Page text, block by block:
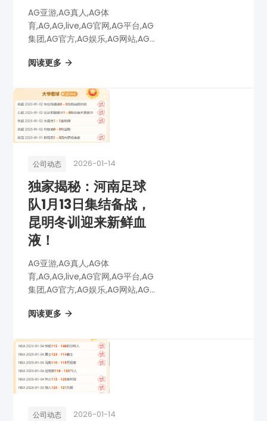
AG亚游,AG真人,AG体
育,AG,AG,live,AG官网,AG平台,AG
集团,AG官方,AG娱乐,AG网站,AG
博彩,AG电子,《独家内幕：多家豪
拥40%分成红利》
阅读更多
公司动态 2026-01-14
独家揭秘：河南足球
队1月13日集结备战，
昆明冬训迎来新鲜血
液！
AG亚游,AG真人,AG体
育,AG,AG,live,AG官网,AG平台,AG
集团,AG官方,AG娱乐,AG网站,AG
博彩,AG电子,独家揭秘：河南足球
新鲜血液！
阅读更多
公司动态 2026-01-14